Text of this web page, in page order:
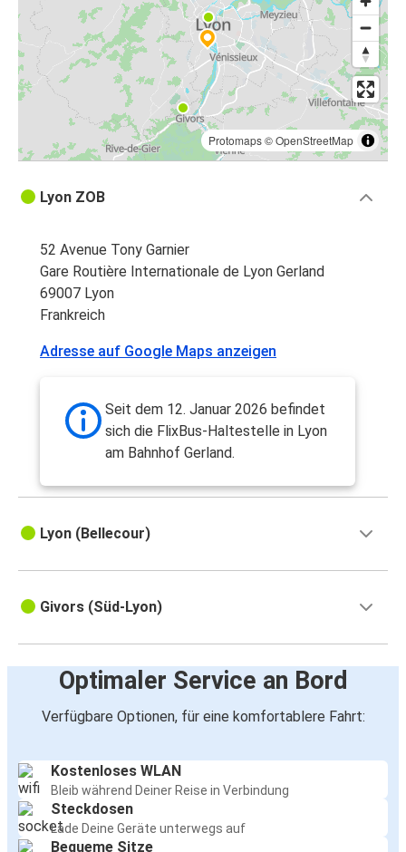
Protomaps©OpenStreetMap
Lyon ZOB
52 Avenue Tony Garnier
Gare Routière Internationale de Lyon Gerland
69007 Lyon
Frankreich
Adresse auf Google Maps anzeigen
Seit dem 12. Januar 2026 befindet
sich die FlixBus-Haltestelle in Lyon
am Bahnhof Gerland.
Lyon (Bellecour)
Givors (Süd-Lyon)
Optimaler Service an Bord
Verfügbare Optionen, für eine komfortablere Fahrt:
Kostenloses WLAN
Bleib während Deiner Reise in Verbindung
Steckdosen
Lade Deine Geräte unterwegs auf
Bequeme Sitze